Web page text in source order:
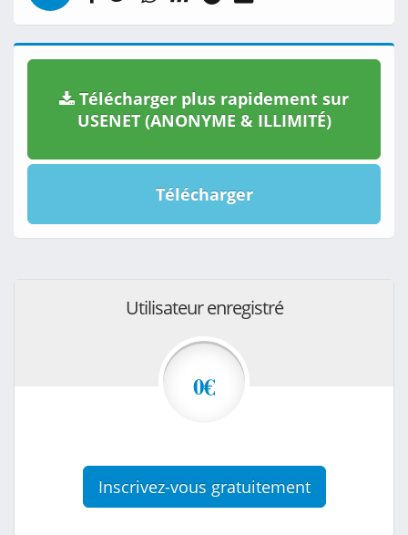
Télécharger plus rapidement sur
USENET (ANONYME & ILLIMITÉ)
Télécharger
Utilisateur enregistré
0€
Inscrivez-vous gratuitement